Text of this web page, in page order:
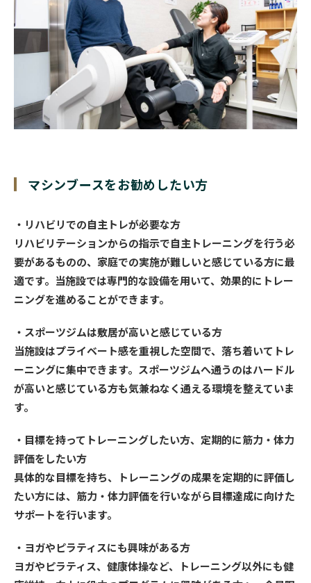
マシンブースをお勧めしたい方
・リハビリでの自主トレが必要な方
リハビリテーションからの指示で自主トレーニングを行う必
要があるものの、家庭での実施が難しいと感じている方に最
適です。当施設では専門的な設備を用いて、効果的にトレー
ニングを進めることができます。
・スポーツジムは敷居が高いと感じている方
当施設はプライベート感を重視した空間で、落ち着いてトレ
ーニングに集中できます。スポーツジムへ通うのはハードル
が高いと感じている方も気兼ねなく通える環境を整えていま
す。
・目標を持ってトレーニングしたい方、定期的に筋力・体力
評価をしたい方
具体的な目標を持ち、トレーニングの成果を定期的に評価し
たい方には、筋力・体力評価を行いながら目標達成に向けた
サポートを行います。
・ヨガやピラティスにも興味がある方
ヨガやピラティス、健康体操など、トレーニング以外にも健